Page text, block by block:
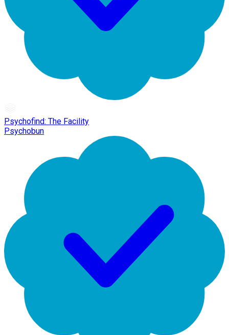
Psychofind: The Facility
Psychobun